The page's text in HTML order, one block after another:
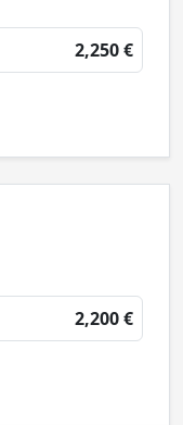
2,250 €
2,200 €